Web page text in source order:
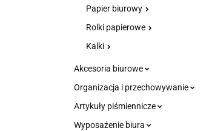
Papier biurowy
Rolki papierowe
Kalki
Akcesoria biurowe
Organizacja i przechowywanie
Artykuły piśmiennicze
Wyposażenie biura